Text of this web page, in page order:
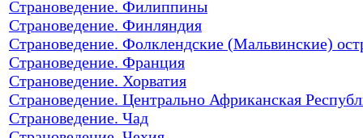
Страноведение. Филиппины
Страноведение. Финляндия
Страноведение. Фолклендские (Мальвинские)
Страноведение. Франция
Страноведение. Хорватия
Страноведение. Центрально Африканская
Страноведение. Чад